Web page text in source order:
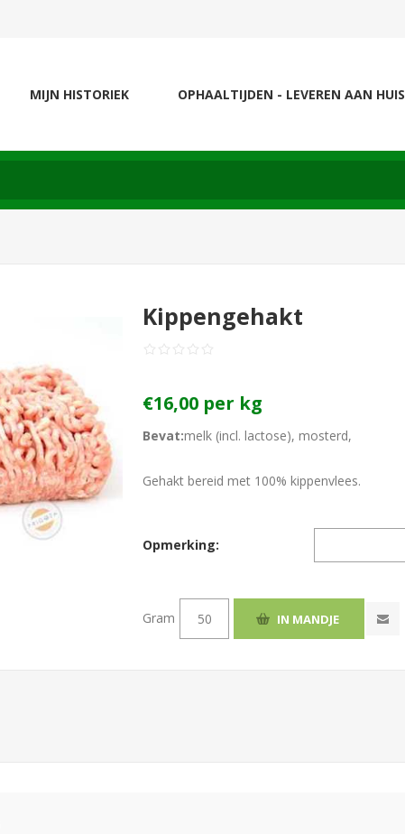
MIJN HISTORIEK OPHAALTIJDEN - LEVEREN AAN HUIS
Kippengehakt
€16,00 per kg
Bevat:melk (incl. lactose), mosterd,
Gehakt bereid met 100% kippenvlees.
Opmerking:
Gram